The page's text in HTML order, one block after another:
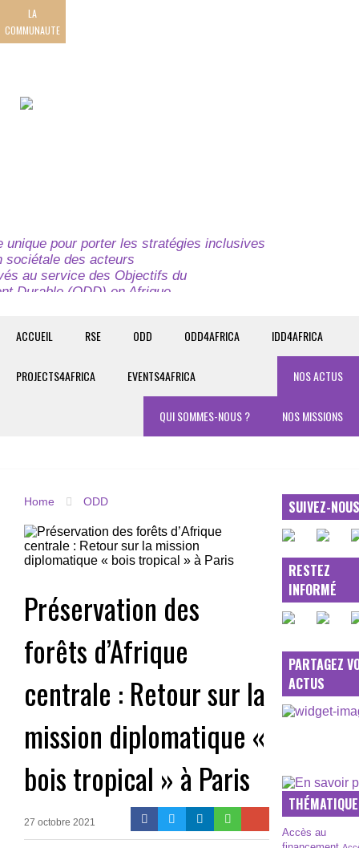
LA
COMMUNAUTE
unique pour porter les stratégies inclusives
sociétale des acteurs
au service des Objectifs du
Durable (ODD) en Afrique.
ACCUEIL RSE ODD ODD4AFRICA IDD4AFRICA
PROJECTS4AFRICA EVENTS4AFRICA NOS ACTUS
NOS MISSIONS
QUI SOMMES-NOUS ?
Home ODD
Préservation des
forêts d’Afrique
centrale : Retour sur la
mission diplomatique «
bois tropical » à Paris
27 octobre 2021
SUIVEZ-
RESTEZ
INFORMÉ
PARTAGEZ
ACTUS
Accès au